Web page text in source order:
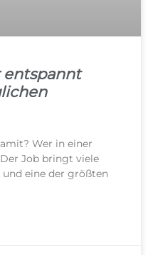
entspannt
Wer in einer
Job bringt viele
eine der größten